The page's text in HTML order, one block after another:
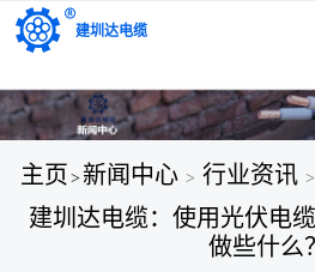
'); })();
建圳达电缆
主页 > 新闻中心 > 行业资讯 >
建圳达电缆：使用光伏电
做些什么？